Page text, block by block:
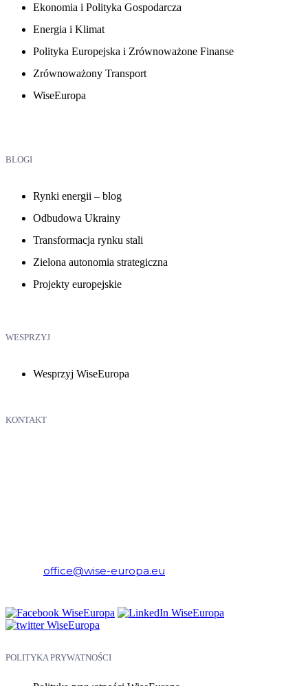
Ekonomia i Polityka Gospodarcza
Energia i Klimat
Polityka Europejska i Zrównoważone Finanse
Zrównoważony Transport
WiseEuropa
BLOGI
Rynki energii – blog
Odbudowa Ukrainy
Transformacja rynku stali
Zielona autonomia strategiczna
Projekty europejskie
WESPRZYJ
Wesprzyj WiseEuropa
KONTAKT
office@wise-europa.eu
POLITYKA PRYWATNOŚCI